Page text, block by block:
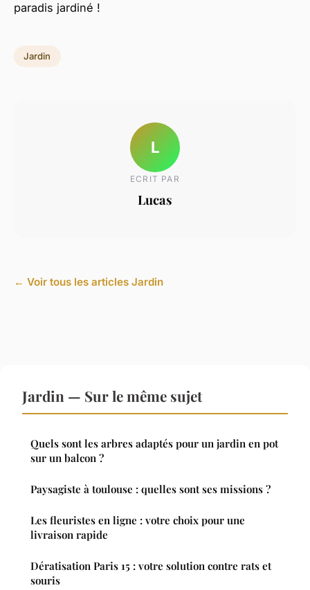
paradis jardiné !
Jardin
L
ECRIT PAR
Lucas
← Voir tous les articles Jardin
Jardin — Sur le même sujet
Quels sont les arbres adaptés pour un jardin en pot
sur un balcon ?
Paysagiste à toulouse : quelles sont ses missions ?
Les fleuristes en ligne : votre choix pour une
livraison rapide
Dératisation Paris 15 : votre solution contre rats et
souris